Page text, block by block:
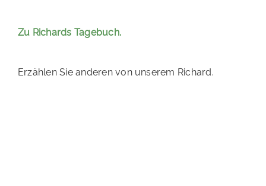
HELFER WERDEN
Zu Richards Tagebuch.
Erzählen Sie anderen von unserem Richard.